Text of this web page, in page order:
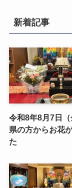
新着記事
令和8年8月7日
県の方からお花
た